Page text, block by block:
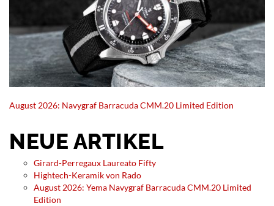
August 2026: Navygraf Barracuda CMM.20 Limited Edition
NEUE ARTIKEL
Girard-Perregaux Laureato Fifty
Hightech-Keramik von Rado
August 2026: Yema Navygraf Barracuda CMM.20 Limited
Edition